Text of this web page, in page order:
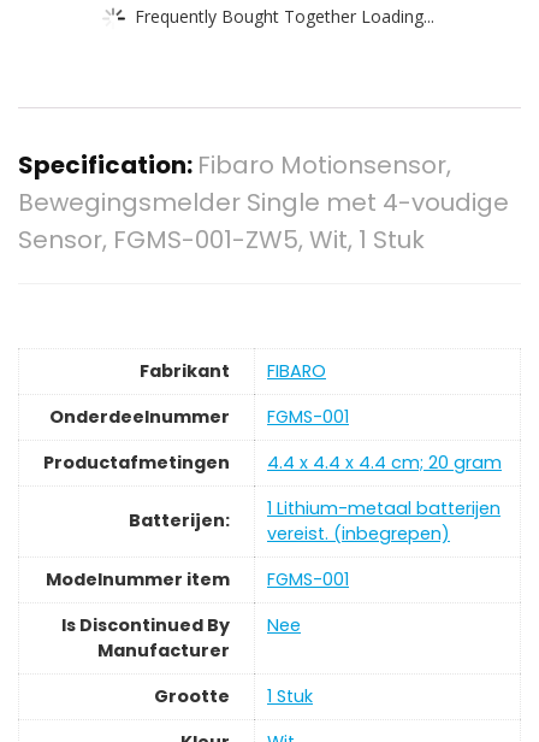
Frequently Bought Together Loading...
Specification: Fibaro Motionsensor,
Bewegingsmelder Single met 4-voudige
Sensor, FGMS-001-ZW5, Wit, 1 Stuk
Fabrikant
‎FIBARO
Onderdeelnummer
‎FGMS-001
Productafmetingen
‎4.4 x 4.4 x 4.4 cm; 20 gram
Batterijen:
‎1 Lithium-metaal batterijen
vereist. (inbegrepen)
Modelnummer item
‎FGMS-001
Is Discontinued By
Manufacturer
‎Nee
Grootte
‎1 Stuk